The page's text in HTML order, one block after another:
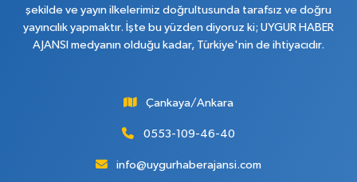
şekilde ve yayın ilkelerimiz doğrultusunda tarafsız ve doğru
yayıncılık yapmaktır. İşte bu yüzden diyoruz ki; UYGUR HABER
AJANSI medyanın olduğu kadar, Türkiye'nin de ihtiyacıdır.
Çankaya/Ankara
0553-109-46-40
info@uygurhaberajansi.com